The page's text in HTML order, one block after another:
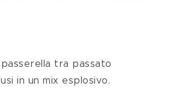
tra passato
in un mix esplosivo.